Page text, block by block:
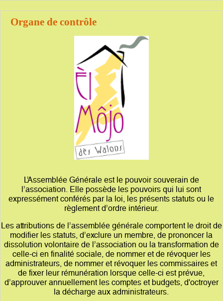
Organe de contrôle
L’Assemblée Générale est le pouvoir souverain de
l’association. Elle possède les pouvoirs qui lui sont
expressément conférés par la loi, les présents statuts ou le
règlement d’ordre intérieur.
Les attributions de l’assemblée générale comportent le droit de
modifier les statuts, d’exclure un membre, de prononcer la
dissolution volontaire de l’association ou la transformation de
celle-ci en finalité sociale, de nommer et de révoquer les
administrateurs, de nommer et révoquer les commissaires et
de fixer leur rémunération lorsque celle-ci est prévue,
d’approuver annuellement les comptes et budgets, d'octroyer
la décharge aux administrateurs.